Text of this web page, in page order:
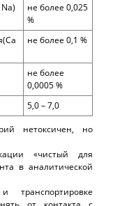
не более 0,025
%
(Ca
не более 0,1 %
не более
0,0005%
5,0 – 7,0
нетоксичен, но
«чистый для
в аналитической